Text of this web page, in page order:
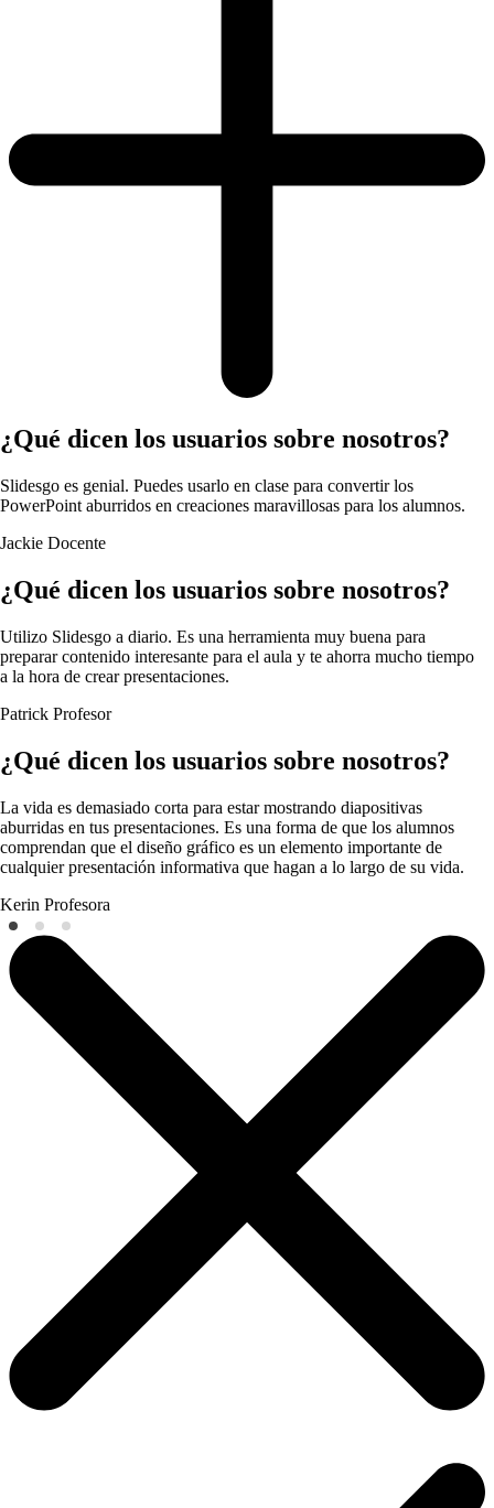
¿Qué dicen los usuarios sobre nosotros?
Slidesgo es genial. Puedes usarlo en clase para convertir los
PowerPoint aburridos en creaciones maravillosas para los alumnos.
Jackie Docente
¿Qué dicen los usuarios sobre nosotros?
Utilizo Slidesgo a diario. Es una herramienta muy buena para
preparar contenido interesante para el aula y te ahorra mucho tiempo
a la hora de crear presentaciones.
Patrick Profesor
¿Qué dicen los usuarios sobre nosotros?
La vida es demasiado corta para estar mostrando diapositivas
aburridas en tus presentaciones. Es una forma de que los alumnos
comprendan que el diseño gráfico es un elemento importante de
cualquier presentación informativa que hagan a lo largo de su vida.
Kerin Profesora